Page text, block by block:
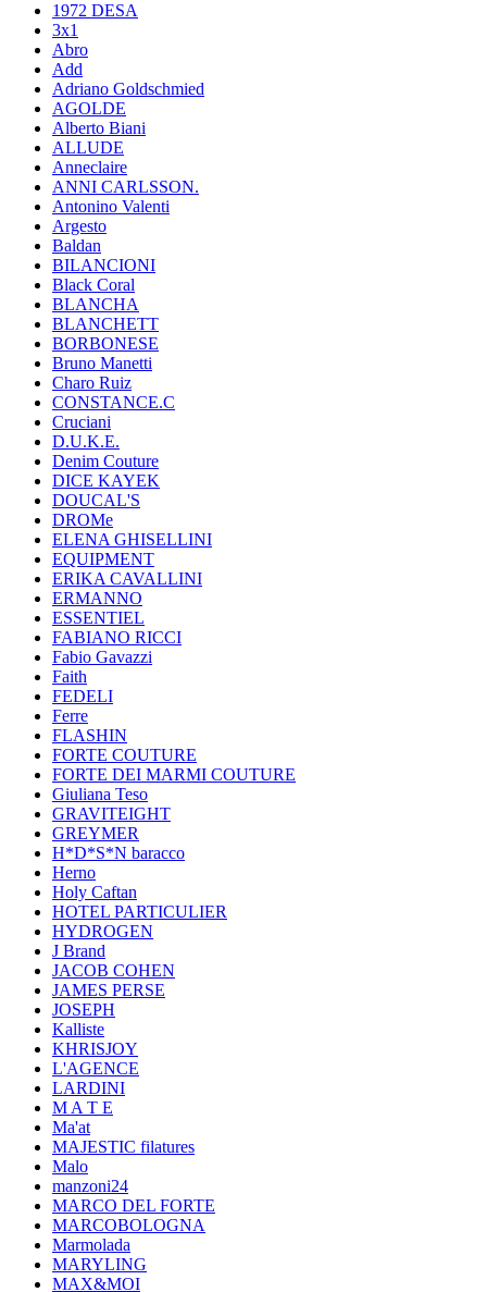
1972 DESA
3x1
Abro
Add
Adriano Goldschmied
AGOLDE
Alberto Biani
ALLUDE
Anneclaire
ANNI CARLSSON.
Antonino Valenti
Argesto
Baldan
BILANCIONI
Black Coral
BLANCHA
BLANCHETT
BORBONESE
Bruno Manetti
Charo Ruiz
CONSTANCE.C
Cruciani
D.U.K.E.
Denim Couture
DICE KAYEK
DOUCAL'S
DROMe
ELENA GHISELLINI
EQUIPMENT
ERIKA CAVALLINI
ERMANNO
ESSENTIEL
FABIANO RICCI
Fabio Gavazzi
Faith
FEDELI
Ferre
FLASHIN
FORTE COUTURE
FORTE DEI MARMI COUTURE
Giuliana Teso
GRAVITEIGHT
GREYMER
H*D*S*N baracco
Herno
Holy Caftan
HOTEL PARTICULIER
HYDROGEN
J Brand
JACOB COHEN
JAMES PERSE
JOSEPH
Kalliste
KHRISJOY
L'AGENCE
LARDINI
M A T E
Ma'at
MAJESTIC filatures
Malo
manzoni24
MARCO DEL FORTE
MARCOBOLOGNA
Marmolada
MARYLING
MAX&MOI